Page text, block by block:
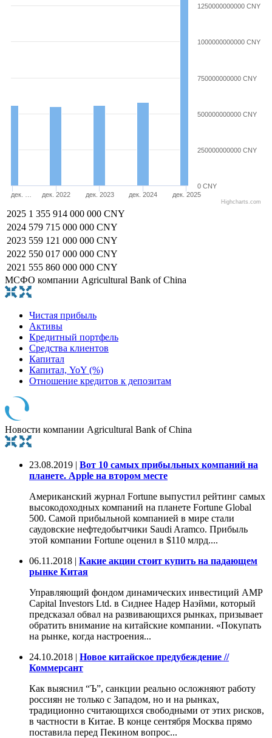
дек. … дек. 2022 дек. 2023 дек. 2024 дек. 2025
0 CNY
250000000000 CNY
500000000000 CNY
750000000000 CNY
1000000000000 CNY
1250000000000 CNY
Highcharts.com
2025 1 355 914 000 000 CNY
2024 579 715 000 000 CNY
2023 559 121 000 000 CNY
2022 550 017 000 000 CNY
2021 555 860 000 000 CNY
МСФО компании Agricultural Bank of China
Чистая прибыль
Активы
Кредитный портфель
Средства клиентов
Капитал
Капитал, YoY (%)
Отношение кредитов к депозитам
Новости компании Agricultural Bank of China
23.08.2019 | Вот 10 самых прибыльных компаний на
планете. Apple на втором месте
Американский журнал Fortune выпустил рейтинг самых
высокодоходных компаний на планете Fortune Global
500. Самой прибыльной компанией в мире стали
саудовские нефтедобытчики Saudi Aramco. Прибыль
этой компании Fortune оценил в $110 млрд....
06.11.2018 | Какие акции стоит купить на падающем
рынке Китая
Управляющий фондом динамических инвестиций AMP
Capital Investors Ltd. в Сиднее Надер Наэйми, который
предсказал обвал на развивающихся рынках, призывает
обратить внимание на китайские компании. «Покупать
на рынке, когда настроения...
24.10.2018 | Новое китайское предубеждение //
Коммерсант
Как выяснил “Ъ”, санкции реально осложняют работу
россиян не только с Западом, но и на рынках,
традиционно считающихся свободными от этих рисков,
в частности в Китае. В конце сентября Москва прямо
поставила перед Пекином вопрос...